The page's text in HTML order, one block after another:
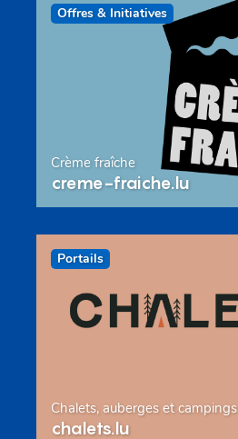
Offres & Initiatives
Crème fraîche
creme-fraiche.lu
Portails
Chalets, auberges et campings
chalets.lu